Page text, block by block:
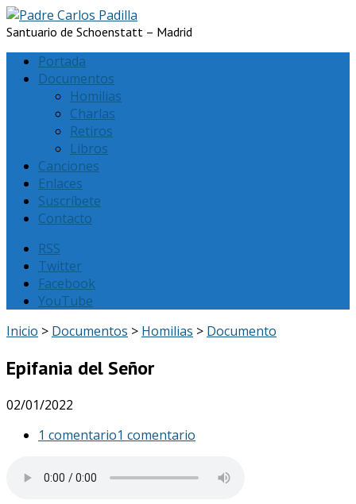
Santuario de Schoenstatt – Madrid
Portada
Documentos
Homilias
Charlas
Retiros
Libros
Canciones
Enlaces
Suscríbete
Contacto
RSS
Twitter
Facebook
YouTube
Inicio > Documentos > Homilias > Documento
Epifania del Señor
02/01/2022
1 comentario1 comentario